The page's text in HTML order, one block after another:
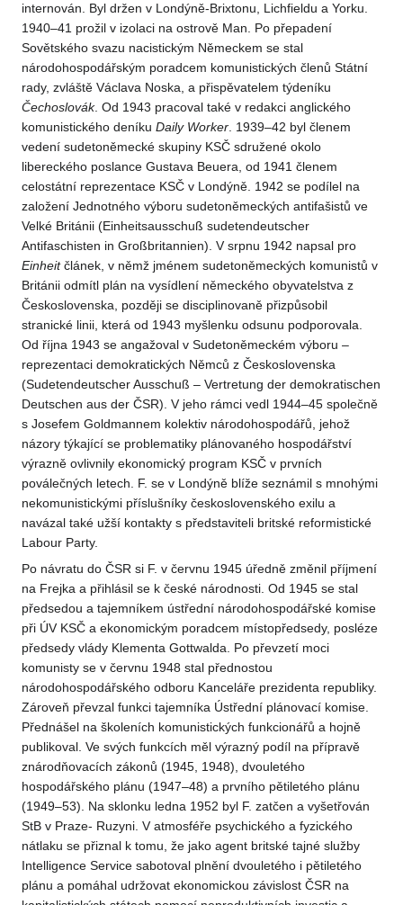
internován. Byl držen v Londýně-Brixtonu, Lichfieldu a Yorku.
1940–41 prožil v izolaci na ostrově Man. Po přepadení
Sovětského svazu nacistickým Německem se stal
národohospodářským poradcem komunistických členů Státní
rady, zvláště Václava Noska, a přispěvatelem týdeníku
Čechoslovák. Od 1943 pracoval také v redakci anglického
komunistického deníku Daily Worker . 1939–42 byl členem
vedení sudetoněmecké skupiny KSČ sdružené okolo
libereckého poslance Gustava Beuera, od 1941 členem
celostátní reprezentace KSČ v Londýně. 1942 se podílel na
založení Jednotného výboru sudetoněmeckých antifašistů ve
Velké Británii (Einheitsausschuß sudetendeutscher
Antifaschisten in Großbritannien). V srpnu 1942 napsal pro
Einheitčlánek, v němž jménem sudetoněmeckých komunistů v
Británii odmítl plán na vysídlení německého obyvatelstva z
Československa, později se disciplinovaně přizpůsobil
stranické linii, která od 1943 myšlenku odsunu podporovala.
Od října 1943 se angažoval v Sudetoněmeckém výboru –
reprezentaci demokratických Němců z Československa
(Sudetendeutscher Ausschuß – Vertretung der demokratischen
Deutschen aus der ČSR). V jeho rámci vedl 1944–45 společně
s Josefem Goldmannem kolektiv národohospodářů, jehož
názory týkající se problematiky plánovaného hospodářství
výrazně ovlivnily ekonomický program KSČ v prvních
poválečných letech. F. se v Londýně blíže seznámil s mnohými
nekomunistickými příslušníky československého exilu a
navázal také užší kontakty s představiteli britské reformistické
Labour Party.
Po návratu do ČSR si F. v červnu 1945 úředně změnil příjmení
na Frejka a přihlásil se k české národnosti. Od 1945 se stal
předsedou a tajemníkem ústřední národohospodářské komise
při ÚV KSČ a ekonomickým poradcem místopředsedy, posléze
předsedy vlády Klementa Gottwalda. Po převzetí moci
komunisty se v červnu 1948 stal přednostou
národohospodářského odboru Kanceláře prezidenta republiky.
Zároveň převzal funkci tajemníka Ústřední plánovací komise.
Přednášel na školeních komunistických funkcionářů a hojně
publikoval. Ve svých funkcích měl výrazný podíl na přípravě
znárodňovacích zákonů (1945, 1948), dvouletého
hospodářského plánu (1947–48) a prvního pětiletého plánu
(1949–53). Na sklonku ledna 1952 byl F. zatčen a vyšetřován
StB v Praze- Ruzyni. V atmosféře psychického a fyzického
nátlaku se přiznal k tomu, že jako agent britské tajné služby
Intelligence Service sabotoval plnění dvouletého i pětiletého
plánu a pomáhal udržovat ekonomickou závislost ČSR na